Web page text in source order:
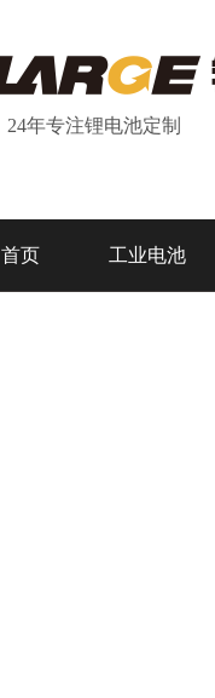
24年专注锂电池定制
首页 工业电池